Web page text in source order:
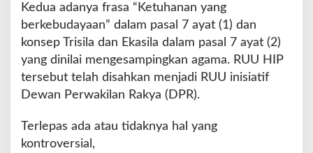
Kedua adanya frasa “Ketuhanan yang
berkebudayaan” dalam pasal 7 ayat (1) dan
konsep Trisila dan Ekasila dalam pasal 7 ayat (2)
yang dinilai mengesampingkan agama. RUU HIP
tersebut telah disahkan menjadi RUU inisiatif
Dewan Perwakilan Rakya (DPR).
Terlepas ada atau tidaknya hal yang
kontroversial,